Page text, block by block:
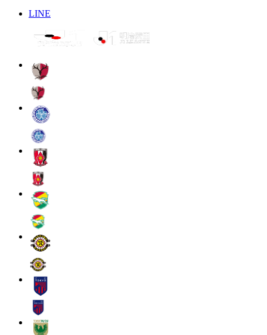
LINE